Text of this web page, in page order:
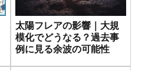
太陽フレアの影響｜大規
模化でどうなる？過去事
例に見る余波の可能性